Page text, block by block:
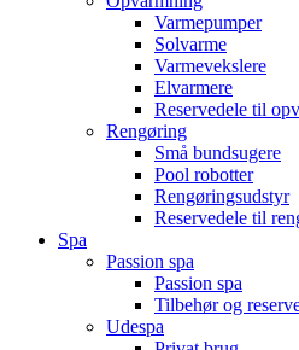
Varmepumper
Solvarme
Varmevekslere
Elvarmere
Reservedele til
Rengøring
Små bundsugere
Pool robotter
Rengøringsudstyr
Reservedele til
Spa
Passion spa
Passion spa
Tilbehør og
Udespa